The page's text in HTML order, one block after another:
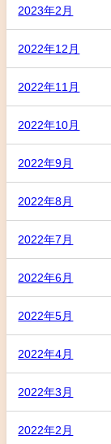
2023年2月
2022年12月
2022年11月
2022年10月
2022年9月
2022年8月
2022年7月
2022年6月
2022年5月
2022年4月
2022年3月
2022年2月